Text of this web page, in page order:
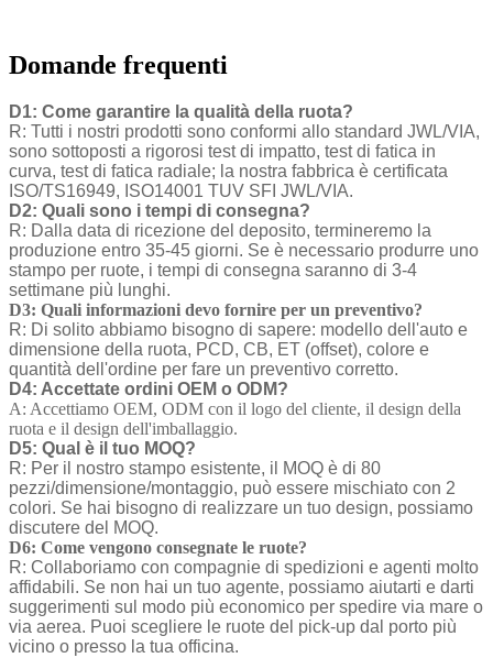
Domande frequenti
D1: Come garantire la qualità della ruota?
R: Tutti i nostri prodotti sono conformi allo standard JWL/VIA,
sono sottoposti a rigorosi test di impatto, test di fatica in
curva, test di fatica radiale; la nostra fabbrica è certificata
ISO/TS16949, ISO14001 TUV SFI JWL/VIA.
D2: Quali sono i tempi di consegna?
R: Dalla data di ricezione del deposito, termineremo la
produzione entro 35-45 giorni. Se è necessario produrre uno
stampo per ruote, i tempi di consegna saranno di 3-4
settimane più lunghi.
D3: Quali informazioni devo fornire per un preventivo?
R: Di solito abbiamo bisogno di sapere: modello dell'auto e
dimensione della ruota, PCD, CB, ET (offset), colore e
quantità dell'ordine per fare un preventivo corretto.
D4: Accettate ordini OEM o ODM?
A: Accettiamo OEM, ODM con il logo del cliente, il design della
ruota e il design dell'imballaggio.
D5: Qual è il tuo MOQ?
R: Per il nostro stampo esistente, il MOQ è di 80
pezzi/dimensione/montaggio, può essere mischiato con 2
colori. Se hai bisogno di realizzare un tuo design, possiamo
discutere del MOQ.
D6: Come vengono consegnate le ruote?
R: Collaboriamo con compagnie di spedizioni e agenti molto
affidabili. Se non hai un tuo agente, possiamo aiutarti e darti
suggerimenti sul modo più economico per spedire via mare o
via aerea. Puoi scegliere le ruote del pick-up dal porto più
vicino o presso la tua officina.